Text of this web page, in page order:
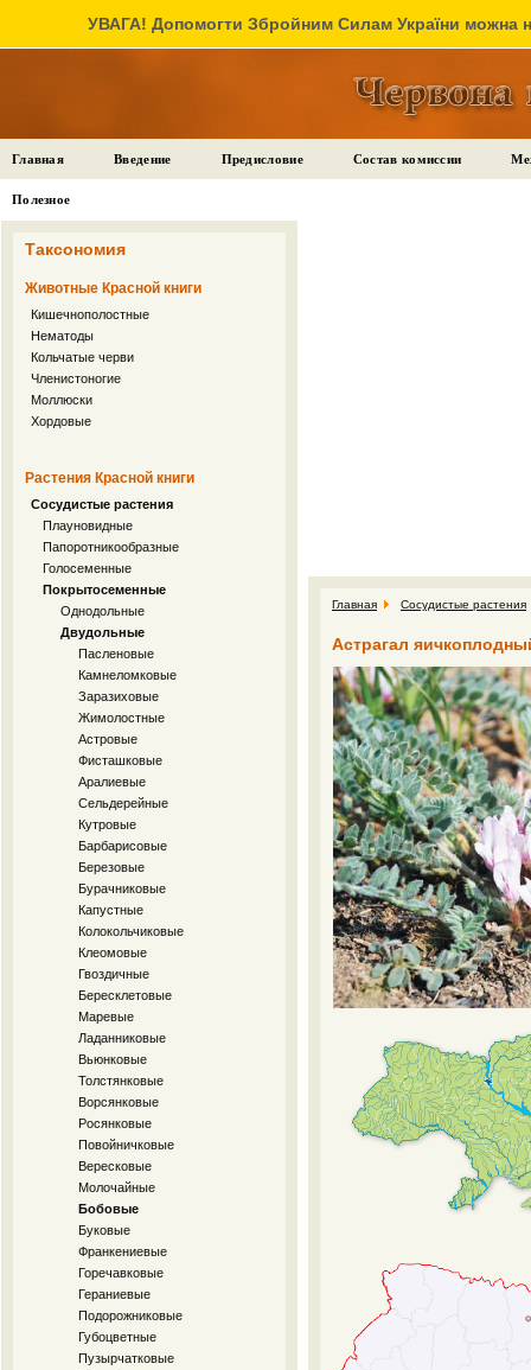
УВАГА! Допомогти Збройним Силам України можна
Главная Введение Предисловие Состав комиссии
Полезное
Таксономия
Животные Красной книги
Кишечнополостные
Нематоды
Кольчатые черви
Членистоногие
Моллюски
Хордовые
Растения Красной книги
Сосудистые растения
Плауновидные
Папоротникообразные
Голосеменные
Покрытосеменные
Однодольные
Двудольные
Пасленовые
Камнеломковые
Заразиховые
Жимолостные
Астровые
Фисташковые
Аралиевые
Сельдерейные
Кутровые
Барбарисовые
Березовые
Бурачниковые
Капустные
Колокольчиковые
Клеомовые
Гвоздичные
Бересклетовые
Маревые
Ладанниковые
Вьюнковые
Толстянковые
Ворсянковые
Росянковые
Повойничковые
Вересковые
Молочайные
Бобовые
Буковые
Франкениевые
Горечавковые
Гераниевые
Подорожниковые
Губоцветные
Пузырчатковые
Главная Сосудистые растения
Астрагал